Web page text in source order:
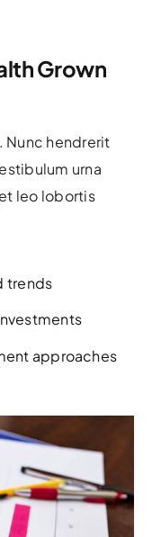
Grown
Nunc hendrerit
urna
leo lobortis
trends
approaches